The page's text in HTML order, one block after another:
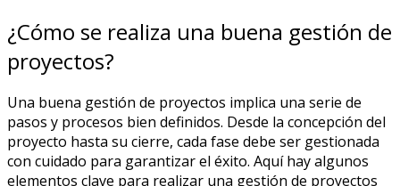
¿Cómo se realiza una buena gestión de
proyectos?
Una buena gestión de proyectos implica una serie de
pasos y procesos bien definidos. Desde la concepción del
proyecto hasta su cierre, cada fase debe ser gestionada
con cuidado para garantizar el éxito. Aquí hay algunos
elementos clave para realizar una gestión de proyectos